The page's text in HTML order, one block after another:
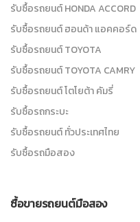
รับซื้อรถยนต์ HONDA ACCORD
รับซื้อรถยนต์ ฮอนด้า แอคคอร์ด
รับซื้อรถยนต์ TOYOTA
รับซื้อรถยนต์ TOYOTA CAMRY
รับซื้อรถยนต์ โตโยต้า คัมรี่
รับซื้อรถกระบะ
รับซื้อรถยนต์ ทั่วประเทศไทย
รับซื้อรถมือสอง
ซื้อขายรถยนต์มือสอง